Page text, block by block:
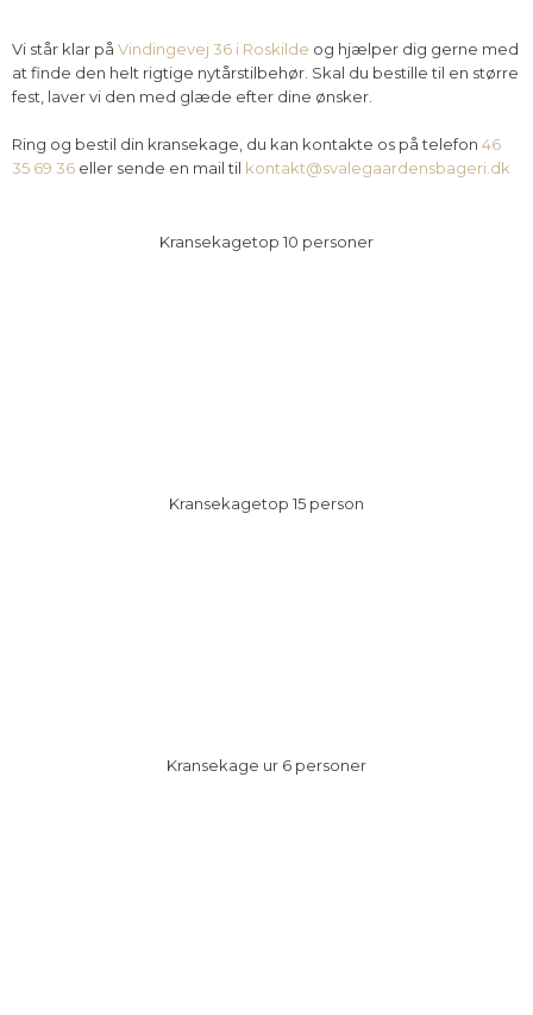
Vi står klar på Vindingevej 36 i Roskilde og hjælper dig gerne med
at finde den helt rigtige nytårstilbehør. Skal du bestille til en større
fest, laver vi den med glæde efter dine ønsker.
Ring og bestil din kransekage, du kan kontakte os på telefon 46
35 69 36eller sende en mail til kontakt@svalegaardensbageri.dk
​Kransekagetop 10 personer
​Kransekagetop 15 person
Kransekage ur 6 personer